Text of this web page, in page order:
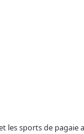
les sports de pagaie